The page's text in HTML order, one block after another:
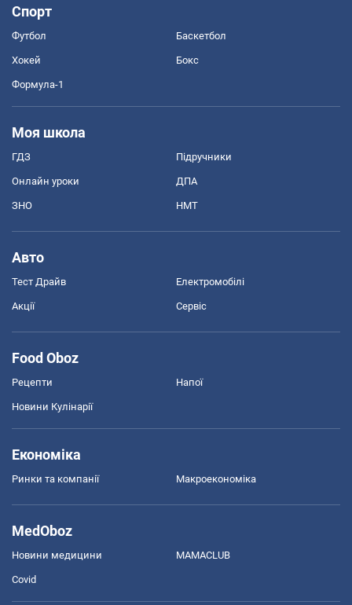
Спорт
Футбол Баскетбол
Хокей Бокс
Формула-1
Моя школа
ГДЗ Підручники
Онлайн уроки ДПА
ЗНО НМТ
Авто
Тест Драйв Електромобілі
Акції Сервіс
Food Oboz
Рецепти Напої
Новини Кулінарії
Економіка
Ринки та компанії Макроекономіка
MedOboz
Новини медицини MAMACLUB
Covid